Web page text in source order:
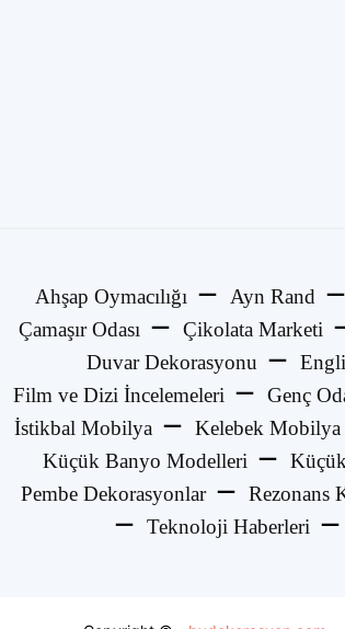
Ahşap Oymacılığı Ayn Rand
Çamaşır Odası
Çikolata Marketi
Duvar Dekorasyonu
Film ve Dizi İncelemeleri
Genç
İstikbal Mobilya
Kelebek Mobilya
Küçük Banyo Modelleri
Pembe Dekorasyonlar
Rezonans
Teknoloji Haberleri